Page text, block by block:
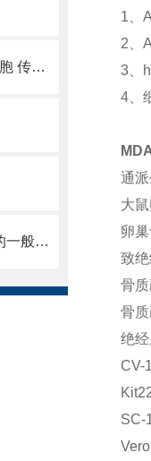
人肺癌细胞 A549细胞 ATCC细胞 传代细胞
人宫颈癌细胞C-33A细胞 培养的一般过程
1、
2、
3、
4、
通
大
卵
致
骨
骨
绝
CV-
SC-